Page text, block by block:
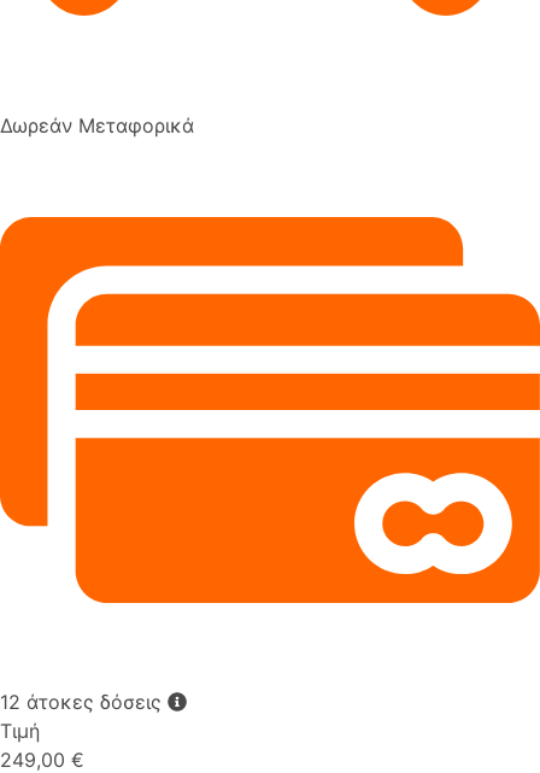
Δωρεάν Μεταφορικά
12 άτοκες δόσεις
Τιμή
249,00 €